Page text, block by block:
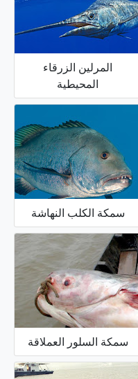
المرلين الزرقاء
المحيطية
سمكة الكلب النهاشة
سمكة السلور العملاقة